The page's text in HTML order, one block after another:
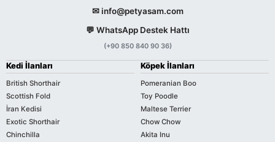
✉ info@petyasam.com
💬 WhatsApp Destek Hattı
(+90 850 840 90 36)
Kedi İlanları
British Shorthair
Scottish Fold
İran Kedisi
Exotic Shorthair
Chinchilla
Köpek İlanları
Pomeranian Boo
Toy Poodle
Maltese Terrier
Chow Chow
Akita Inu